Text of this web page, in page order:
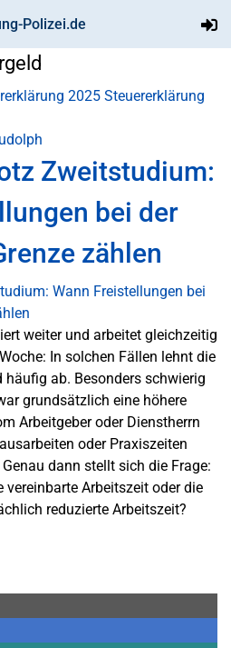
Polizei.de
2025 Steuererklärung
Zweitstudium:
bei der
zählen
weiter und arbeitet gleichzeitig
In solchen Fällen lehnt die
häufig ab. Besonders schwierig
grundsätzlich eine höhere
Arbeitgeber oder Dienstherrn
oder Praxiszeiten
dann stellt sich die Frage:
vereinbarte Arbeitszeit oder die
reduzierte Arbeitszeit?